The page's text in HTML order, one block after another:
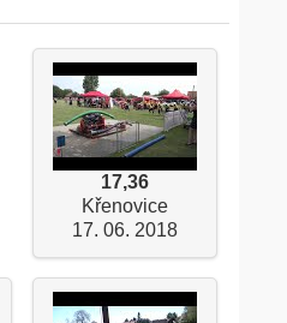
17,36
Křenovice
17. 06. 2018